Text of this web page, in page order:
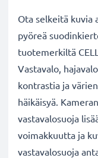
Ota selkeitä kuvia
pyöreä
tuotemerkiltä
Vastavalo,
kontrastia ja
häikäisyä.
vastavalosuoja
voimakkuutta ja
vastavalosuoja